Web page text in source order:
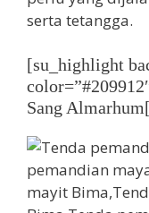
serta tetangga.
[su_highlight
Sang